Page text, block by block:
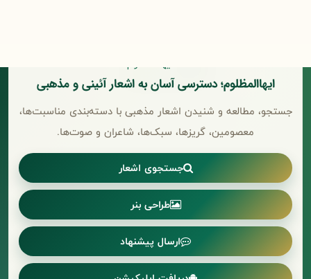
ایهاالمظلوم؛ دسترسی آسان به اشعار آئینی و مذهبی
جستجو، مطالعه و شنیدن اشعار مذهبی با دسته‌بندی مناسبت‌ها،
معصومین، گریزها، سبک‌ها، شاعران و صوت‌ها.
جستجوی اشعار
طراحی بنر
ارسال پیشنهاد